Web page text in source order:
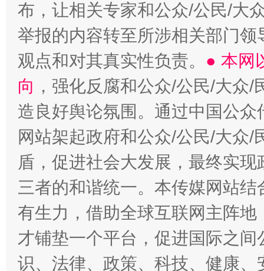
布，让相关专家和公众/公民/大
举报的内容转至所涉相关部门
观点和对其真实性负责。 ● 本网
向 ，强化反腐和公众/公民/大众
造良好舆论氛围。通过中国公
网站架起政府和公众/公民/大众
盾，促进社会大发展，最终实
三者的和谐统一。本传媒网站
有生力，借助全球互联网主阵
才铺垫一个平台，促进国际之
识、法律、政策、科技、健康